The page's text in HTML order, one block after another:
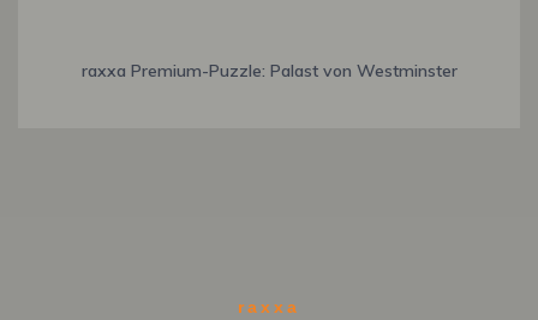
raxxa Premium-Puzzle: Palast von Westminster
raxxa